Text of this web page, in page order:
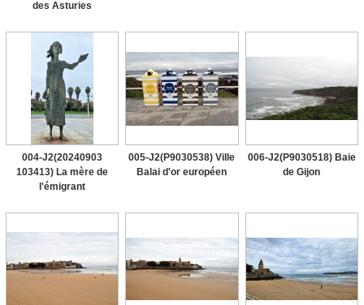
des Asturies
004-J2(20240903
103413) La mère de
l'émigrant
005-J2(P9030538) Ville
Balai d'or européen
006-J2(P9030518) Baie
de Gijon